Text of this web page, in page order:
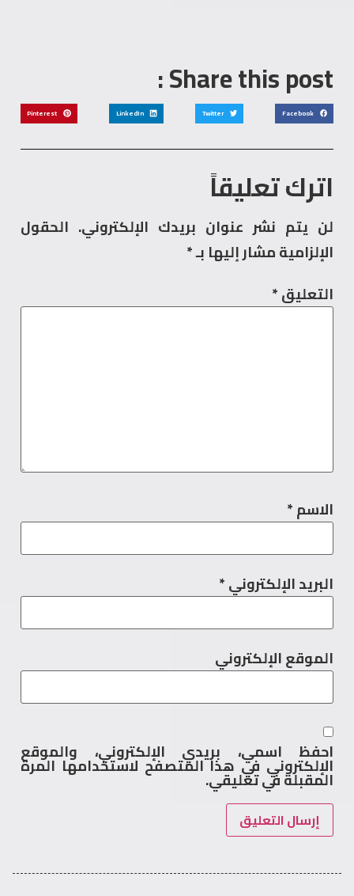
Share this post :
Facebook
Twitter
LinkedIn
Pinterest
اترك تعليقاً
لن يتم نشر عنوان بريدك الإلكتروني. الحقول
الإلزامية مشار إليها بـ *
التعليق*
الاسم*
البريد الإلكتروني*
الموقع الإلكتروني
احفظ اسمي، بريدي الإلكتروني، والموقع
الإلكتروني في هذا المتصفح لاستخدامها المرة
المقبلة في تعليقي.